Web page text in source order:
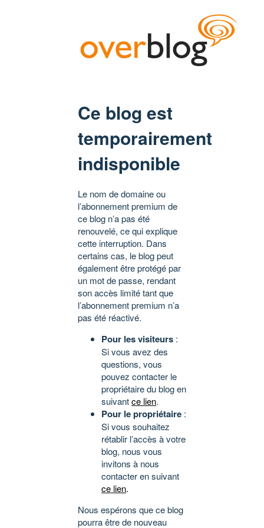
Ce blog est
temporairement
indisponible
Le nom de domaine ou
l’abonnement premium de
ce blog n’a pas été
renouvelé, ce qui explique
cette interruption. Dans
certains cas, le blog peut
également être protégé par
un mot de passe, rendant
son accès limité tant que
l’abonnement premium n’a
pas été réactivé.
Pour les visiteurs :
Si vous avez des
questions, vous
pouvez contacter le
propriétaire du blog en
suivantce lien.
Pour le propriétaire :
Si vous souhaitez
rétablir l’accès à votre
blog, nous vous
invitons à nous
contacter en suivant
ce lien.
Nous espérons que ce blog
pourra être de nouveau